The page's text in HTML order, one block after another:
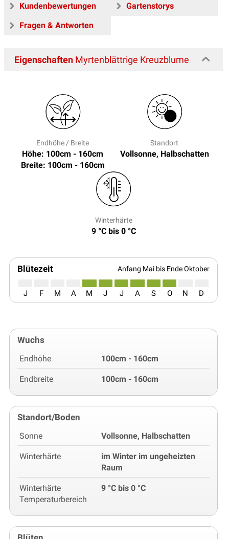
Kundenbewertungen
Gartenstorys
Fragen & Antworten
Eigenschaften Myrtenblättrige Kreuzblume
Endhöhe / Breite
Höhe: 100cm - 160cm
Breite: 100cm - 160cm
Standort
Vollsonne, Halbschatten
Winterhärte
9 °C bis 0 °C
Blütezeit Anfang Mai bis Ende Oktober
J F M A M J J A S O N D
Wuchs
Endhöhe 100cm - 160cm
Endbreite 100cm - 160cm
Standort/Boden
Sonne Vollsonne, Halbschatten
Winterhärte
im Winter im ungeheizten
Raum
Winterhärte
Temperaturbereich
9 °C bis 0 °C